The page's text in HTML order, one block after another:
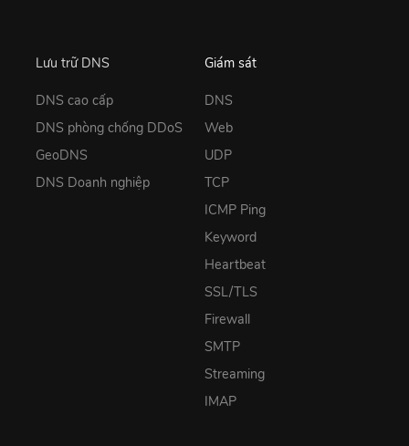
Lưu trữ DNS
DNS cao cấp
DNS phòng chống DDoS
GeoDNS
DNS Doanh nghiệp
Giám sát
DNS
Web
UDP
TCP
ICMP Ping
Keyword
Heartbeat
SSL/TLS
Firewall
SMTP
Streaming
IMAP